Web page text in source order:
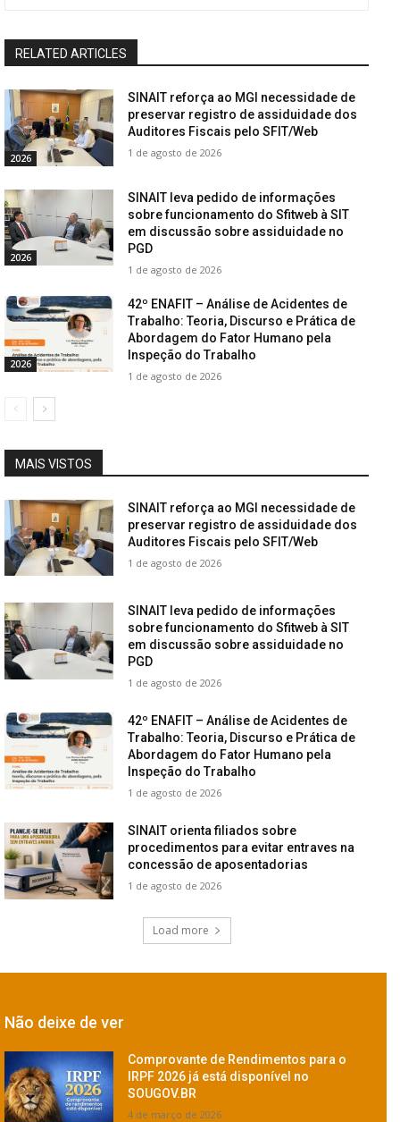
RELATED ARTICLES
2026
SINAIT reforça ao MGI necessidade de
preservar registro de assiduidade dos
Auditores Fiscais pelo SFIT/Web
1 de agosto de 2026
2026
SINAIT leva pedido de informações
sobre funcionamento do Sfitweb à SIT
em discussão sobre assiduidade no
PGD
1 de agosto de 2026
2026
42º ENAFIT – Análise de Acidentes de
Trabalho: Teoria, Discurso e Prática de
Abordagem do Fator Humano pela
Inspeção do Trabalho
1 de agosto de 2026
MAIS VISTOS
SINAIT reforça ao MGI necessidade de
preservar registro de assiduidade dos
Auditores Fiscais pelo SFIT/Web
1 de agosto de 2026
SINAIT leva pedido de informações
sobre funcionamento do Sfitweb à SIT
em discussão sobre assiduidade no
PGD
1 de agosto de 2026
42º ENAFIT – Análise de Acidentes de
Trabalho: Teoria, Discurso e Prática de
Abordagem do Fator Humano pela
Inspeção do Trabalho
1 de agosto de 2026
SINAIT orienta filiados sobre
procedimentos para evitar entraves na
concessão de aposentadorias
1 de agosto de 2026
Load more
Não deixe de ver
Comprovante de Rendimentos para o
IRPF 2026 já está disponível no
SOUGOV.BR
4 de março de 2026